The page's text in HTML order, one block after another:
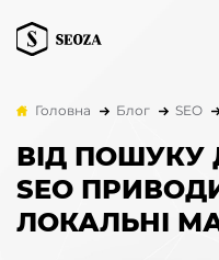
Головна Блог SEO
ВІД ПОШУКУ
SEO
ЛОКАЛЬНІ